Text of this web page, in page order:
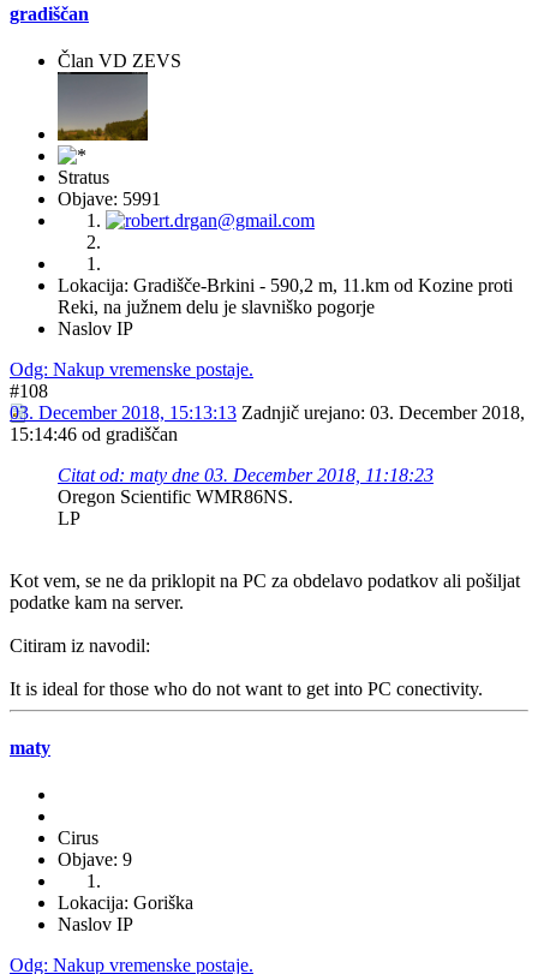
gradiščan
Član VD ZEVS
Stratus
Objave: 5991
Lokacija: Gradišče-Brkini - 590,2 m, 11.km od Kozine proti
Reki, na južnem delu je slavniško pogorje
Naslov IP
Odg: Nakup vremenske postaje.
#108
03. December 2018, 15:13:13 Zadnjič urejano: 03. December 2018,
15:14:46 od gradiščan
Citat od: maty dne 03. December 2018, 11:18:23
Oregon Scientific WMR86NS.
LP
Kot vem, se ne da priklopit na PC za obdelavo podatkov ali pošiljat
podatke kam na server.
Citiram iz navodil:
It is ideal for those who do not want to get into PC conectivity.
maty
Cirus
Objave: 9
Lokacija: Goriška
Naslov IP
Odg: Nakup vremenske postaje.